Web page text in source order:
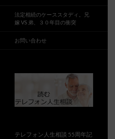
法定相続のケーススタディ。兄
嫁 VS 弟、３０年目の衝突
お問い合わせ
テレフォン人生相談 55周年記